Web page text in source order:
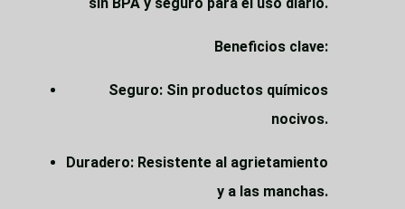
Beneficios clave:
Seguro: Sin productos químicos
nocivos.
Duradero: Resistente al agrietamiento
y a las manchas.